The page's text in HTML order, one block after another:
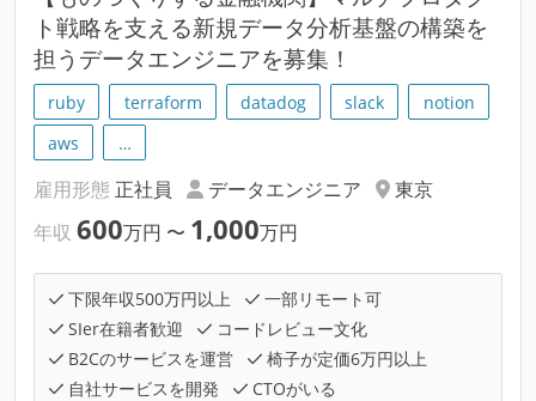
ト戦略を支える新規データ分析基盤の構築を
担うデータエンジニアを募集！
ruby terraform datadog slack
notion
aws
…
雇用形態 正社員 データエンジニア
東京
年収 600万円 〜 1,000万円
下限年収500万円以上
一部リモート可
SIer在籍者歓迎
コードレビュー文化
B2Cのサービスを運営
椅子が定価6万円以上
自社サービスを開発
CTOがいる